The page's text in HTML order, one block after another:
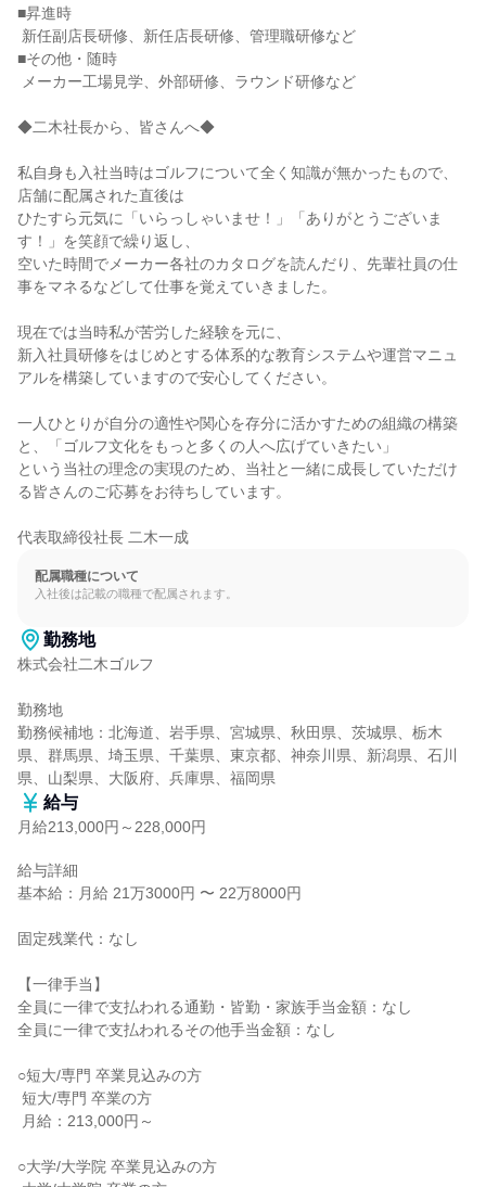
■昇進時
■その他・随時
◆二木社長から、皆さんへ◆
私自身も入社当時はゴルフについて全く知識が無かったもので、
店舗に配属された直後は
ひたすら元気に「いらっしゃいませ！」「ありがとうございま
す！」を笑顔で繰り返し、
空いた時間でメーカー各社のカタログを読んだり、先輩社員の仕
事をマネるなどして仕事を覚えていきました。
現在では当時私が苦労した経験を元に、
新入社員研修をはじめとする体系的な教育システムや運営マニュ
アルを構築していますので安心してください。
一人ひとりが自分の適性や関心を存分に活かすための組織の構築
と、「ゴルフ文化をもっと多くの人へ広げていきたい」
という当社の理念の実現のため、当社と一緒に成長していただけ
る皆さんのご応募をお待ちしています。
代表取締役社長 二木一成
配属職種について
入社後は記載の職種で配属されます。
勤務地
株式会社二木ゴルフ
勤務地
勤務候補地：北海道、岩手県、宮城県、秋田県、茨城県、栃木
県、群馬県、埼玉県、千葉県、東京都、神奈川県、新潟県、石川
県、山梨県、大阪府、兵庫県、福岡県
給与
月給213,000円～228,000円
給与詳細
基本給：月給 21万3000円 〜 22万8000円
固定残業代：なし
【一律手当】
全員に一律で支払われる通勤・皆勤・家族手当金額：なし
全員に一律で支払われるその他手当金額：なし
○短大/専門 卒業見込みの方
○大学/大学院 卒業見込みの方